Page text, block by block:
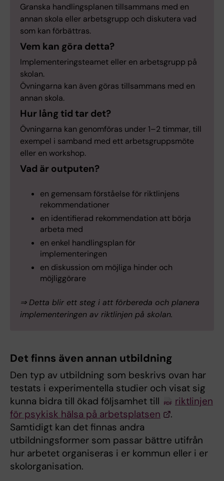
Granska handlingsplanen tillsammans med en
annan skola eller arbetsgrupp och diskutera vad
som kan förbättras.
Vem kan göra detta?
Implementeringsteamet eller en arbetsgrupp på
skolan.
Övningarna kan även göras tillsammans med en
annan skola.
Hur lång tid tar det?
Övningarna kan genomföras under 1–2 timmar, till
exempel i samband med ett arbetsgruppsmöte
eller en workshop.
Vad är outputen?
en gemensam förståelse för riktlinjens
rekommendationer
en identifierad rekommendation att börja
arbeta med
en enkel handlingsplan för
implementeringen
en diskussion om möjliga hinder och
möjliggörare
⇒ Detta blir ett steg i att förbereda och planera
implementeringen av riktlinjen på skolan.
Det finns även annan utbildning
Den typ av utbildning som beskrivs ovan har
testats i experimentella studier och visat sig
kunna bidra till ökad följsamhet till
riktlinjen
för psykisk hälsa på arbetsplatsen
.
Samtidigt kan det finnas andra
utbildningsformer som passar bättre utifrån
hur arbetet organiseras i er kommun eller i er
skolorganisation.